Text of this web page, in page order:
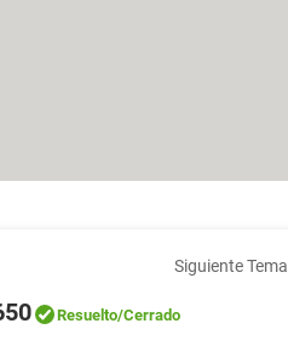
Siguiente Tema
Resuelto/Cerrado